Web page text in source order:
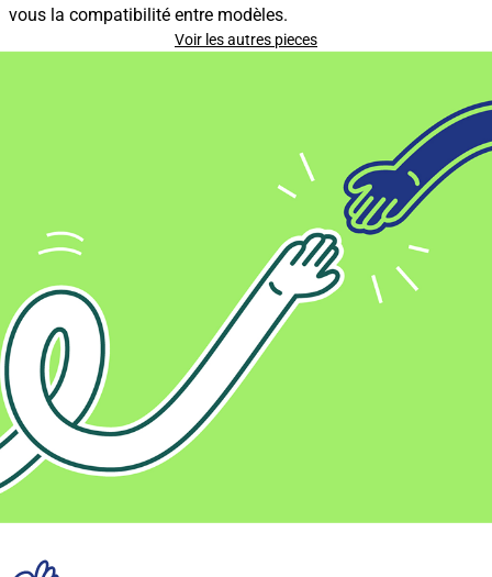
vous la compatibilité entre modèles.
Voir les autres pieces